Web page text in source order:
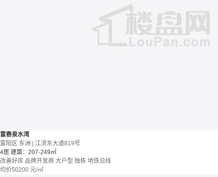
富春泉水湾
富阳区 东洲 | 江滨东大道819号
4居 建面：207-249㎡
改善好房 品牌开发商 大户型 独栋 地铁沿线
均价50200 元/㎡